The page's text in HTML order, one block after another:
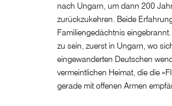
nach Ungarn, um dann 200
zurückzukehren. Beide
Familiengedächtnis
zu sein, zuerst in Ungarn, wo
eingewanderten Deutschen
vermeintlichen Heimat, die die
gerade mit offenen Armen